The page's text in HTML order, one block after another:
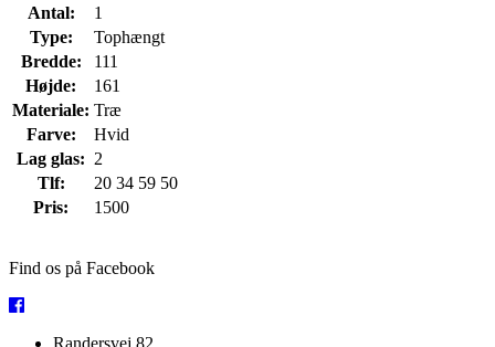
Antal:
1
Type:
Tophængt
Bredde:
111
Højde:
161
Materiale: Træ
Farve:
Hvid
Lag glas: 2
Tlf:
20 34 59 50
Pris:
1500
Find os på Facebook
Randersvej 82